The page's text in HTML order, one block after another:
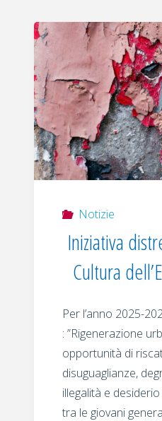
Notizie
Iniziativa
Cultura
Per l’anno 2025-
: ”Rigenerazione
opportunità di
disuguaglianze,
illegalità e
tra le giovani